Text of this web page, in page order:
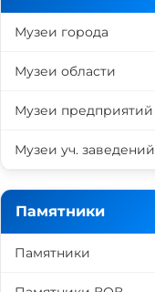
Музеи города
Музеи области
Музеи предприятий
Музеи уч. заведений
Памятники
Памятники